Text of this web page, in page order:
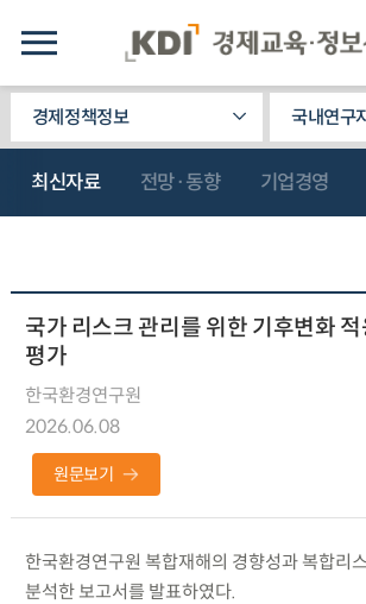
경제정책정보 국내연구
최신자료 전망·동향 기업경영
국가 리스크 관리를 위한 기후변화
평가
한국환경연구원
2026.06.08
원문보기
한국환경연구원 복합재해의 경향성과 복합리
분석한 보고서를 발표하였다.